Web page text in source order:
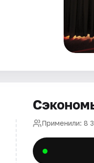
Применили: 8